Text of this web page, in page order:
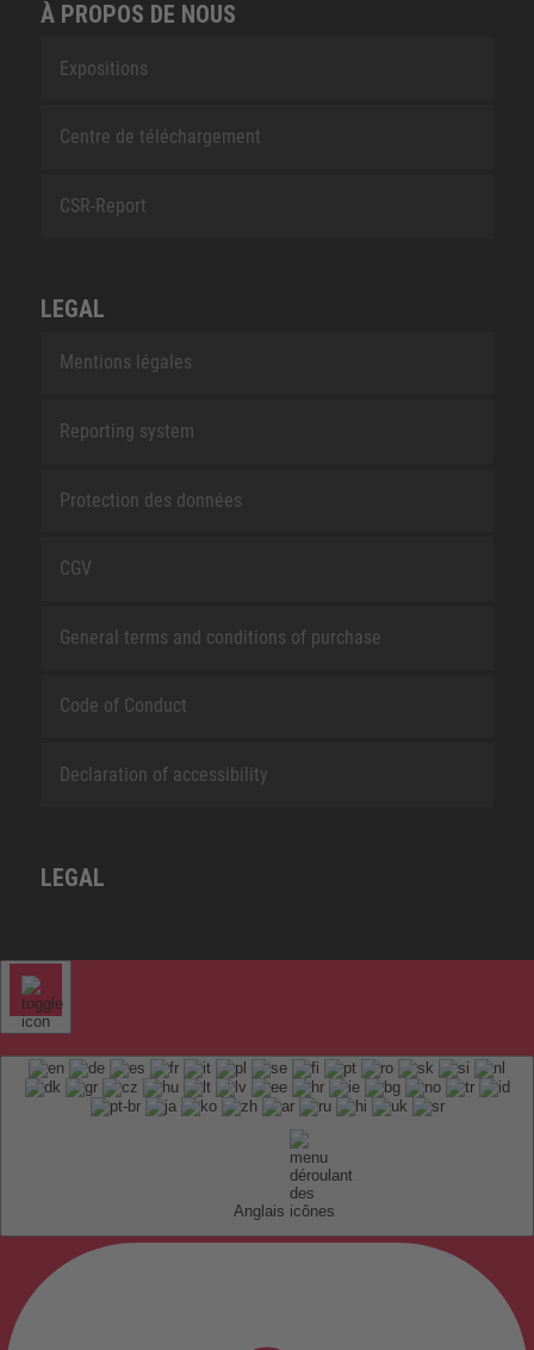
À PROPOS DE NOUS
Expositions
Centre de téléchargement
CSR-Report
LEGAL
Mentions légales
Reporting system
Protection des données
CGV
General terms and conditions of purchase
Code of Conduct
Declaration of accessibility
LEGAL
Anglais